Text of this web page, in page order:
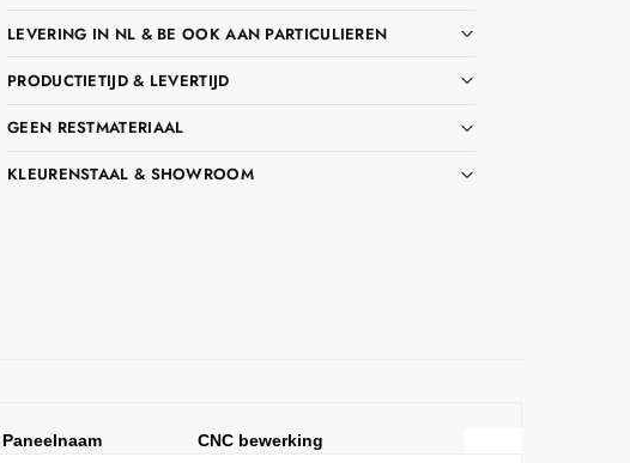
LEVERING IN NL & BE OOK AAN PARTICULIEREN
PRODUCTIETIJD & LEVERTIJD
GEEN RESTMATERIAAL
KLEURENSTAAL & SHOWROOM
Paneelnaam CNC bewerking